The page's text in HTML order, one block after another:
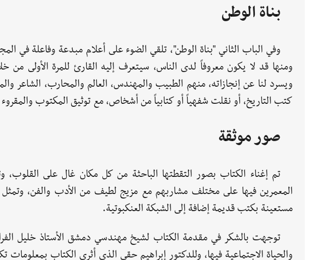
بناة الوطن
وفي الباب الثاني "بناة الوطن"، تلقي الضوء على أعلام مبدعة وفاعلة في
ومنها قد لا يكون معروفاً لدى الناس، سيتعرف إليه القارئ للمرة الأولى
ويسرد لنا عن إنجازاته، منهم الطبيب والمهندس، العالم والمحارب، الشاعر
كتب التاريخ، أو نقلت شفهياً أو كتابياً من أشخاص، مع توثيق المكتوب
صور موثقة
تم إغناء الكتاب بصور التقطتها الباحثة من كل مكان غال على
المعمرين فيها على مختلف مشاربهم مع مزيج لطيف من الأدب والفن،
مستعينة بكتب قديمة إضافة إلى الشبكة العنكبوتية.
توجهت بالشكر في مقدمة الكتاب لشيخ مهندسي دمشق الأستاذ خليل الفرا
والحياة الاجتماعية فيها، وللدكتور إبراهيم حقي الذي أثرى الكتاب بمعلومات